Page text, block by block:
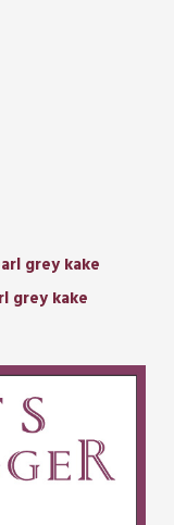
grey kake
grey kake